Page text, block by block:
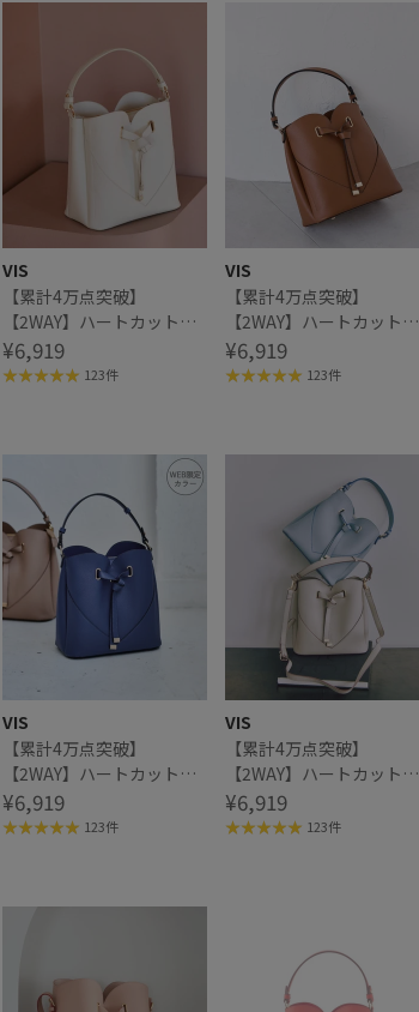
VIS
【累計4万点突破】
【2WAY】ハートカットバ
ッグ/追加
¥6,919
123件
VIS
【累計4万点突破】
【2WAY】ハートカットバ
ッグ/追加
¥6,919
123件
VIS
【累計4万点突破】
【2WAY】ハートカットバ
ッグ/追加
¥6,919
123件
VIS
【累計4万点突破】
【2WAY】ハートカットバ
ッグ/追加
¥6,919
123件